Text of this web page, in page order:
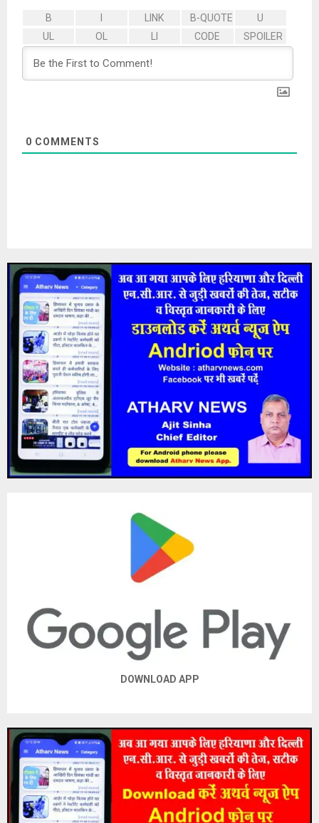
0 COMMENTS
DOWNLOAD APP